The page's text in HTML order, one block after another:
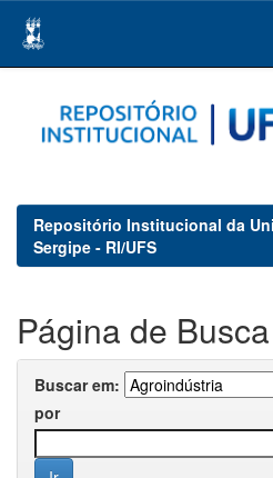
navigation
Repositório Institucional da
Sergipe - RI/UFS
Página de Busca
Buscar em:
por